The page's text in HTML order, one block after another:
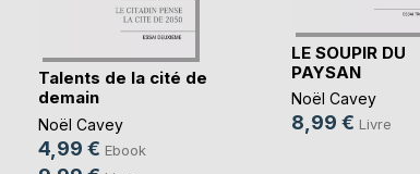
Talents de la cité de
demain
Noël Cavey
4,99 € Ebook
LE SOUPIR DU
PAYSAN
Noël Cavey
8,99 € Livre